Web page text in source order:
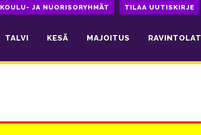
KOULU- JA NUORISORYHMÄT TILAA UUTISKIRJE
TALVI KESÄ MAJOITUS RAVINTOLAT